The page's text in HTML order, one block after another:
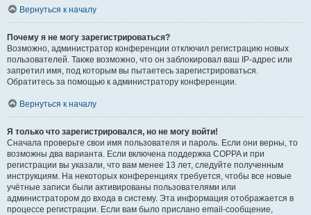
Вернуться к началу
Почему я не могу зарегистрироваться?
Возможно, администратор конференции отключил регистрацию новых
пользователей. Также возможно, что он заблокировал ваш IP-адрес или
запретил имя, под которым вы пытаетесь зарегистрироваться.
Обратитесь за помощью к администратору конференции.
Вернуться к началу
Я только что зарегистрировался, но не могу войти!
Сначала проверьте свои имя пользователя и пароль. Если они верны, то
возможны два варианта. Если включена поддержка COPPA и при
регистрации вы указали, что вам менее 13 лет, следуйте полученным
инструкциям. На некоторых конференциях требуется, чтобы все новые
учётные записи были активированы пользователями или
администратором до входа в систему. Эта информация отображается в
процессе регистрации. Если вам было прислано email-сообщение,